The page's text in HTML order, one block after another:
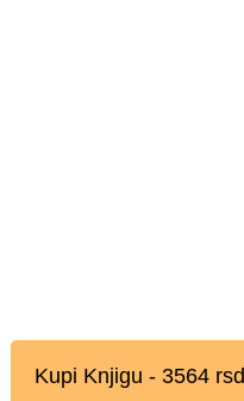
Kupi Knjigu - 3564 rsd